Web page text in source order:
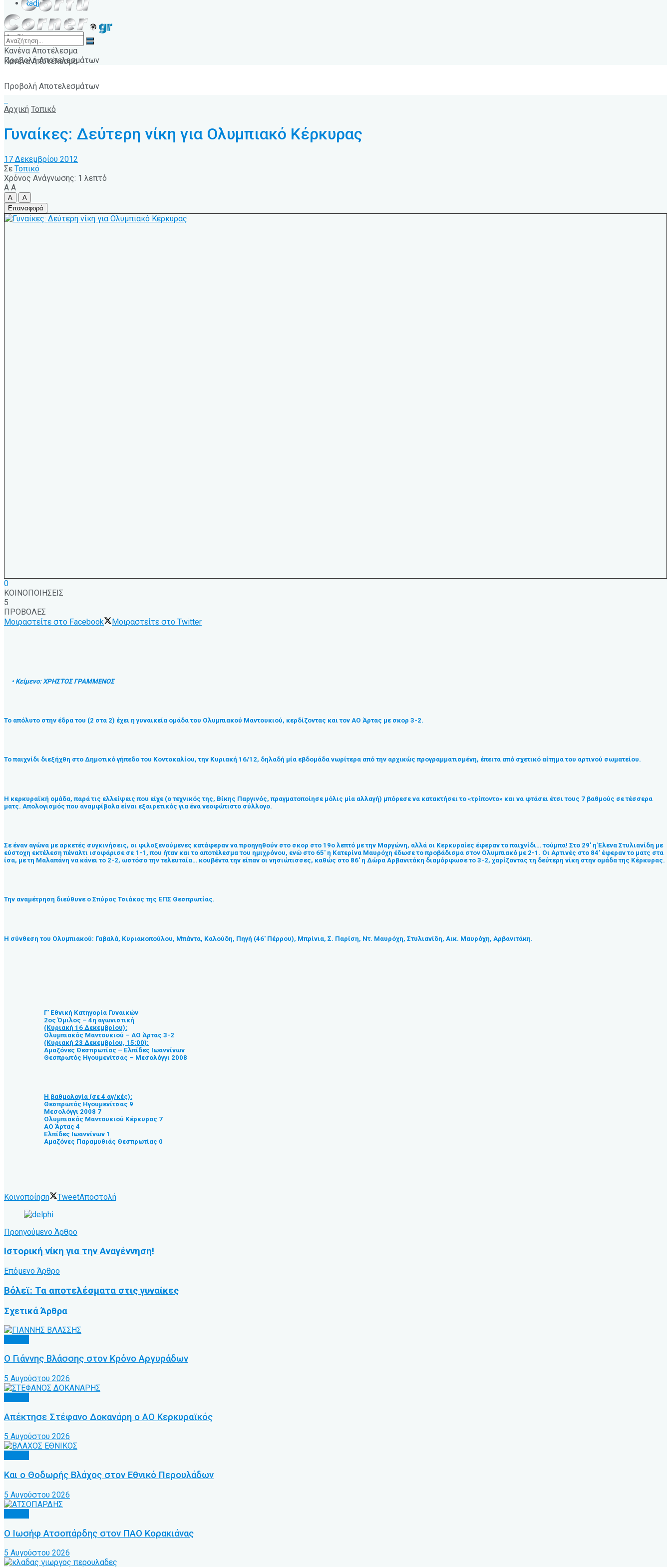
Radio
Κανένα Αποτέλεσμα
Προβολή Αποτελεσμάτων
Κανένα Αποτέλεσμα
Προβολή Αποτελεσμάτων
Αρχική Τοπικό
Γυναίκες: Δεύτερη νίκη για Ολυμπιακό Κέρκυρας
17 Δεκεμβρίου 2012
Σε Τοπικό
Χρόνος Ανάγνωσης: 1 λεπτό
A A
A
A
Επαναφορά
0
ΚΟΙΝΟΠΟΙΗΣΕΙΣ
5
ΠΡΟΒΟΛΕΣ
Μοιραστείτε στο Facebook
Μοιραστείτε στο Twitter
• Κείμενο: ΧΡΗΣΤΟΣ ΓΡΑΜΜΕΝΟΣ
Το απόλυτο στην έδρα του (2 στα 2) έχει η γυναικεία ομάδα του Ολυμπιακού Μαντουκιού, κερδίζοντας και τον ΑΟ Άρτας με σκορ 3-2.
Το παιχνίδι διεξήχθη στο Δημοτικό γήπεδο του Κοντοκαλίου, την Κυριακή 16/12, δηλαδή μία εβδομάδα νωρίτερα από την αρχικώς προγραμματισμένη, έπειτα από σχετικό αίτημα του αρτινού σωματείου.
Η κερκυραϊκή ομάδα, παρά τις ελλείψεις που είχε (ο τεχνικός της, Βίκης Παργινός, πραγματοποίησε μόλις μία αλλαγή) μπόρεσε να κατακτήσει το «τρίποντο» και να φτάσει έτσι τους 7 βαθμούς σε τέσσερα
ματς. Απολογισμός που αναμφίβολα είναι εξαιρετικός για ένα νεοφώτιστο σύλλογο.
Σε έναν αγώνα με αρκετές συγκινήσεις, οι φιλοξενούμενες κατάφεραν να προηγηθούν στο σκορ στο 19ο λεπτό με την Μαργώνη, αλλά οι Κερκυραίες έφεραν το παιχνίδι… τούμπα! Στο 29′ η Έλενα Στυλιανίδη με
εύστοχη εκτέλεση πέναλτι ισοφάρισε σε 1-1, που ήταν και το αποτέλεσμα του ημιχρόνου, ενώ στο 65′ η Κατερίνα Μαυρόχη έδωσε το προβάδισμα στον Ολυμπιακό με 2-1. Οι Αρτινές στο 84′ έφεραν το ματς στα
ίσα, με τη Μαλαπάνη να κάνει το 2-2, ωστόσο την τελευταία… κουβέντα την είπαν οι νησιώτισσες, καθώς στο 86′ η Δώρα Αρβανιτάκη διαμόρφωσε το 3-2, χαρίζοντας τη δεύτερη νίκη στην ομάδα της Κέρκυρας.
Την αναμέτρηση διεύθυνε ο Σπύρος Τσιάκος της ΕΠΣ Θεσπρωτίας.
Η σύνθεση του Ολυμπιακού: Γαβαλά, Κυριακοπούλου, Μπάντα, Καλούδη, Πηγή (46′ Πέρρου), Μπρίνια, Σ. Παρίση, Ντ. Μαυρόχη, Στυλιανίδη, Αικ. Μαυρόχη, Αρβανιτάκη.
Γ’ Εθνική Κατηγορία Γυναικών
2ος Όμιλος – 4η αγωνιστική
(Κυριακή 16 Δεκεμβρίου):
Ολυμπιακός Μαντουκιού – ΑΟ Άρτας 3-2
(Κυριακή 23 Δεκεμβρίου, 15:00):
Αμαζόνες Θεσπρωτίας – Ελπίδες Ιωαννίνων
Θεσπρωτός Ηγουμενίτσας – Μεσολόγγι 2008
Η βαθμολογία (σε 4 αγ/κές):
Θεσπρωτός Ηγουμενίτσας 9
Μεσολόγγι 2008 7
Ολυμπιακός Μαντουκιού Κέρκυρας 7
ΑΟ Άρτας 4
Ελπίδες Ιωαννίνων 1
Αμαζόνες Παραμυθιάς Θεσπρωτίας 0
Κοινοποίηση TweetΑποστολή
Προηγούμενο Άρθρο
Ιστορική νίκη για την Αναγέννηση!
Επόμενο Άρθρο
Βόλεϊ: Τα αποτελέσματα στις γυναίκες
ΣχετικάΆρθρα
Ο Γιάννης Βλάσσης στον Κρόνο Αργυράδων
5 Αυγούστου 2026
Απέκτησε Στέφανο Δοκανάρη ο ΑΟ Κερκυραϊκός
5 Αυγούστου 2026
Και ο Θοδωρής Βλάχος στον Εθνικό Περουλάδων
5 Αυγούστου 2026
Ο Ιωσήφ Ατσοπάρδης στον ΠΑΟ Κορακιάνας
5 Αυγούστου 2026